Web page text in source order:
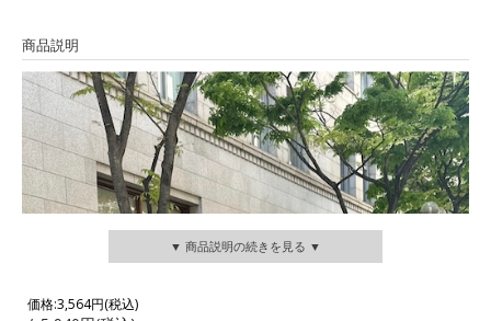
商品説明
▼ 商品説明の続きを見る ▼
価格:3,564円(税込)